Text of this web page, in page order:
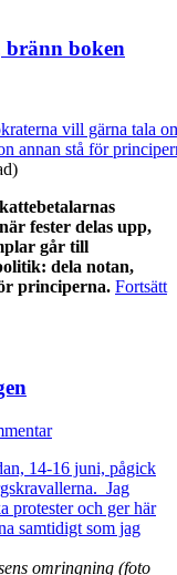
bränn boken
fester delas upp,
går till
dela notan,
principerna. Fortsätt
omringning (foto